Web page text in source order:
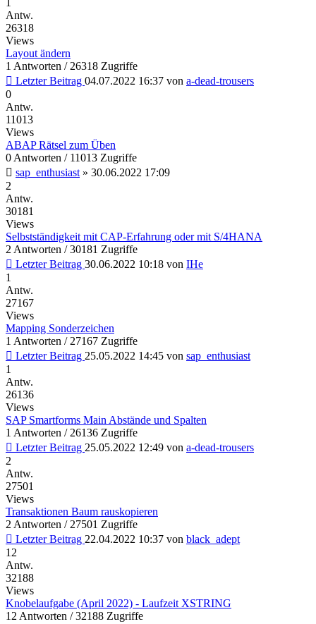
1
Antw.
26318
Views
Layout ändern
1 Antworten / 26318 Zugriffe
Letzter Beitrag 04.07.2022 16:37 von a-dead-trousers
0
Antw.
11013
Views
ABAP Rätsel zum Üben
0 Antworten / 11013 Zugriffe
sap_enthusiast » 30.06.2022 17:09
2
Antw.
30181
Views
Selbstständigkeit mit CAP-Erfahrung oder mit S/4HANA
2 Antworten / 30181 Zugriffe
Letzter Beitrag 30.06.2022 10:18 von IHe
1
Antw.
27167
Views
Mapping Sonderzeichen
1 Antworten / 27167 Zugriffe
Letzter Beitrag 25.05.2022 14:45 von sap_enthusiast
1
Antw.
26136
Views
SAP Smartforms Main Abstände und Spalten
1 Antworten / 26136 Zugriffe
Letzter Beitrag 25.05.2022 12:49 von a-dead-trousers
2
Antw.
27501
Views
Transaktionen Baum rauskopieren
2 Antworten / 27501 Zugriffe
Letzter Beitrag 22.04.2022 10:37 von black_adept
12
Antw.
32188
Views
Knobelaufgabe (April 2022) - Laufzeit XSTRING
12 Antworten / 32188 Zugriffe